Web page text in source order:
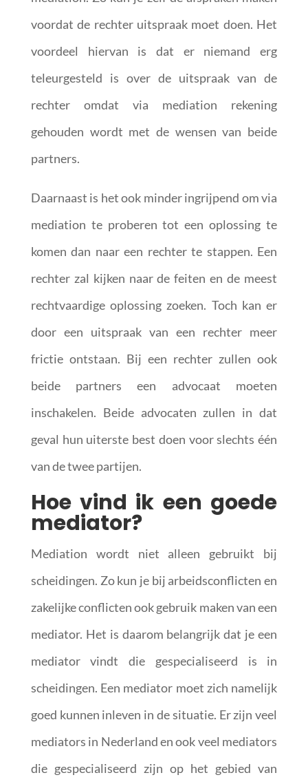
voordat de rechter uitspraak moet doen. Het
voordeel hiervan is dat er niemand erg
teleurgesteld is over de uitspraak van de
rechter omdat via mediation rekening
gehouden wordt met de wensen van beide
partners.
Daarnaast is het ook minder ingrijpend om via
mediation te proberen tot een oplossing te
komen dan naar een rechter te stappen. Een
rechter zal kijken naar de feiten en de meest
rechtvaardige oplossing zoeken. Toch kan er
door een uitspraak van een rechter meer
frictie ontstaan. Bij een rechter zullen ook
beide partners een advocaat moeten
inschakelen. Beide advocaten zullen in dat
geval hun uiterste best doen voor slechts één
van de twee partijen.
Hoe vind ik een goede
mediator?
Mediation wordt niet alleen gebruikt bij
scheidingen. Zo kun je bij arbeidsconflicten en
zakelijke conflicten ook gebruik maken van een
mediator. Het is daarom belangrijk dat je een
mediator vindt die gespecialiseerd is in
scheidingen. Een mediator moet zich namelijk
goed kunnen inleven in de situatie. Er zijn veel
mediators in Nederland en ook veel mediators
die gespecialiseerd zijn op het gebied van